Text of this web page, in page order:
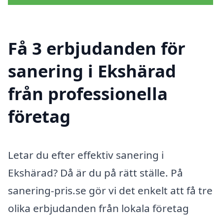
Få 3 erbjudanden för
sanering i Ekshärad
från professionella
företag
Letar du efter effektiv sanering i
Ekshärad? Då är du på rätt ställe. På
sanering-pris.se gör vi det enkelt att få tre
olika erbjudanden från lokala företag